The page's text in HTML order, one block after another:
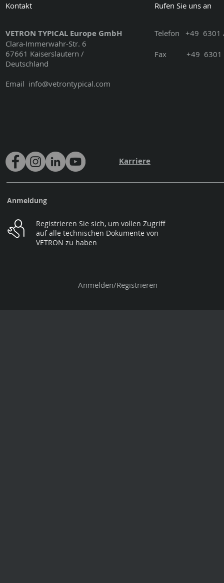
Kontakt
VETRON TYPICAL Europe GmbH
Clara-Immerwahr-Str. 6
67661 Kaiserslautern /
Deutschland
Email info@vetrontypical.com
Rufen Sie uns an
Telefon +49 6301
Fax +49
Karriere
Anmeldung
Registrieren Sie sich, um vollen Zugriff
auf alle technischen Dokumente von
VETRON zu haben
Anmelden/Registrieren